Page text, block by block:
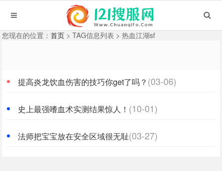
您现在的位置：首页 > TAG信息列表 > 热血江湖sf
提高炎龙饮血伤害的技巧你get了吗？ (03-06)
史上最强嗜血术实测结果惊人！ (10-01)
法师把宝宝放在安全区域很无耻(03-27)